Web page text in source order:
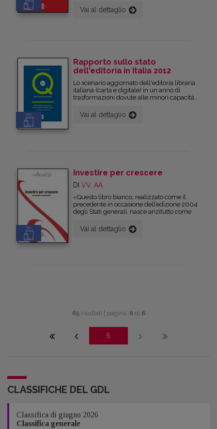
scontro è l’editoria europea, il principale
mercato del diritto d’autore mondiale.
Vai al dettaglio
Epub
Rapporto sullo stato
dell'editoria in Italia 2012
Lo scenario aggiornato dell'editoria libraria
italiana (carta e digitale) in un anno di
trasformazioni dovute alle minori capacità
comportamenti d'acquisto e di scelta dei
canali (libreria on line, store di e-book) di
Vai al dettaglio
Epub
Investire per crescere
DI VV. AA.
«Questo libro bianco, realizzato come il
precedente in occasione dell’edizione 2004
degli Stati generali, nasce anzitutto come
Vai al dettaglio
65risultati | pagina: 6di 6
6
CLASSIFICHE DEL GDL
Classifica di giugno 2026
Classifica generale